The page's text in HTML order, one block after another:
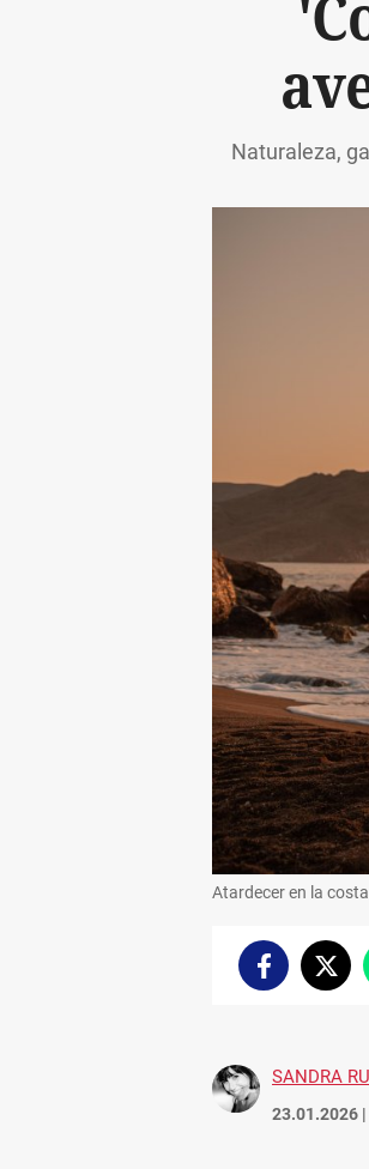
Naturaleza,
Atardecer en la
Facebook
SANDRA
23.01.2026